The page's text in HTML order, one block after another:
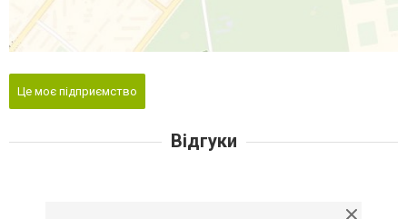
Це моє підприємство
Відгуки